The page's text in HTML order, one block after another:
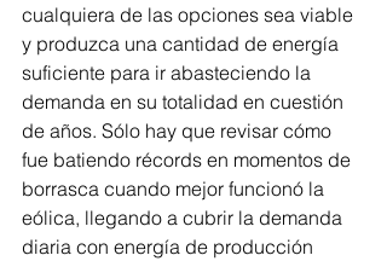
cualquiera de las opciones sea viable
y produzca una cantidad de energía
suficiente para ir abasteciendo la
demanda en su totalidad en cuestión
de años. Sólo hay que revisar cómo
fue batiendo récords en momentos de
borrasca cuando mejor funcionó la
eólica, llegando a cubrir la demanda
diaria con energía de producción